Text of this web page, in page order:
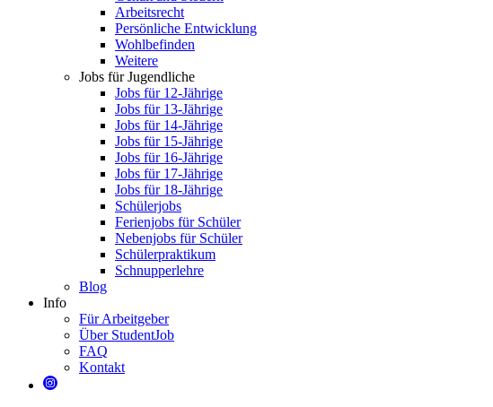
Arbeitsrecht
Persönliche Entwicklung
Wohlbefinden
Weitere
Jobs für Jugendliche
Jobs für 12-Jährige
Jobs für 13-Jährige
Jobs für 14-Jährige
Jobs für 15-Jährige
Jobs für 16-Jährige
Jobs für 17-Jährige
Jobs für 18-Jährige
Schülerjobs
Ferienjobs für Schüler
Nebenjobs für Schüler
Schülerpraktikum
Schnupperlehre
Blog
Info
Für Arbeitgeber
Über StudentJob
FAQ
Kontakt